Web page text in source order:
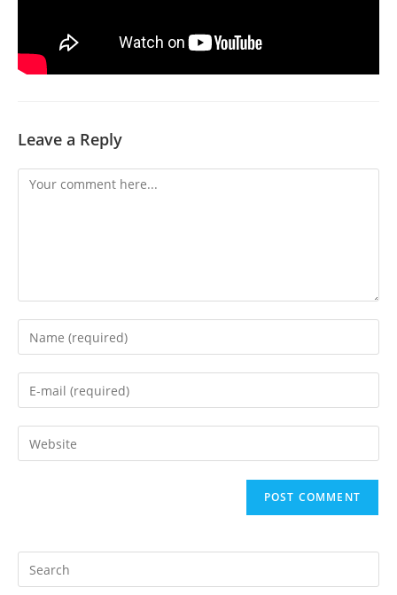
Leave a Reply
Comment
Enter
your
name
comment
Enter
your
email
address
Enter
your